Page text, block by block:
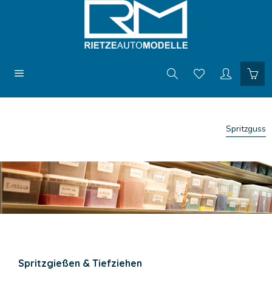
Spritzguss
Spritzgießen & Tiefziehen